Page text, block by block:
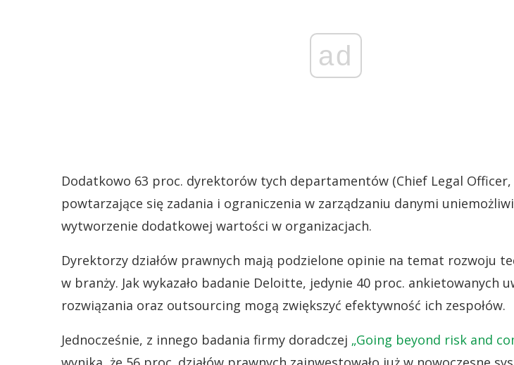
ad
Dodatkowo 63 proc. dyrektorów tych departamentów (Chief Legal Officer,
powtarzające się zadania i ograniczenia w zarządzaniu danymi
wytworzenie dodatkowej wartości w organizacjach.
Dyrektorzy działów prawnych mają podzielone opinie na temat rozwoju
w branży. Jak wykazało badanie Deloitte, jedynie 40 proc. ankietowanych
rozwiązania oraz outsourcing mogą zwiększyć efektywność ich zespołów.
Jednocześnie, z innego badania firmy doradczej „Going beyond risk and